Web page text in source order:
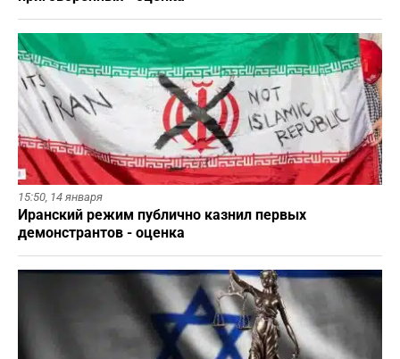
15:50, 14 января
Иранский режим публично казнил первых
демонстрантов - оценка